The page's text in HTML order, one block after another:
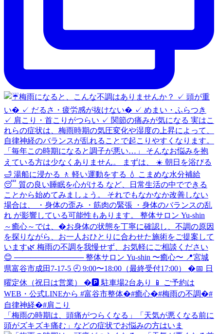
「梅雨の時期は、頭痛がつらくなる」「天気が悪くなる前に
頭がズキズキ痛む」などの症状でお悩みの方はいま